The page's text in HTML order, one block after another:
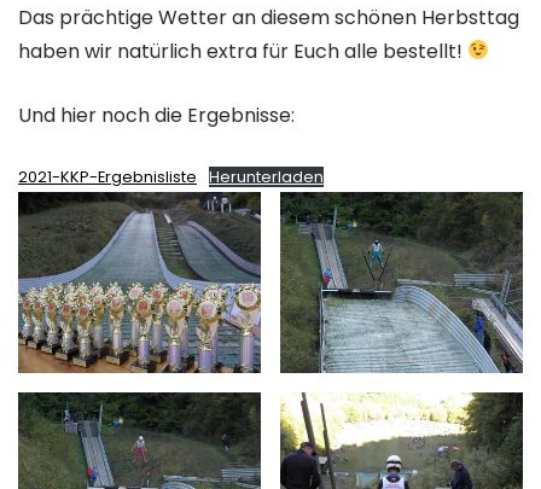
Das prächtige Wetter an diesem schönen Herbsttag
haben wir natürlich extra für Euch alle bestellt!
Und hier noch die Ergebnisse:
2021-KKP-Ergebnisliste Herunterladen